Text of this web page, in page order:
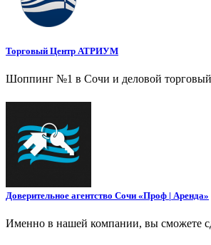
Торговый Центр АТРИУМ
Шоппинг №1 в Сочи и деловой торговый
Доверительное агентство Сочи «Проф | Аренда»
Именно в нашей компании, вы сможете